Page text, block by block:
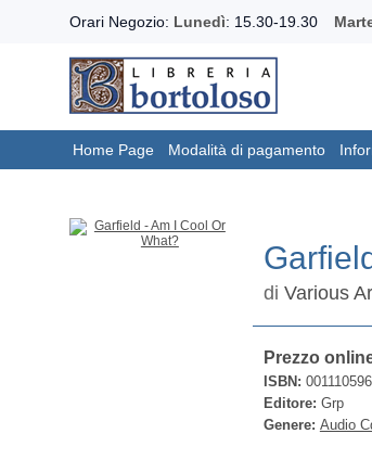
Orari Negozio: Lunedì: 15.30-19.30
Home Page Modalità di pagamento
di Various
Prezzo
ISBN:
Editore: Grp
Genere: Audio